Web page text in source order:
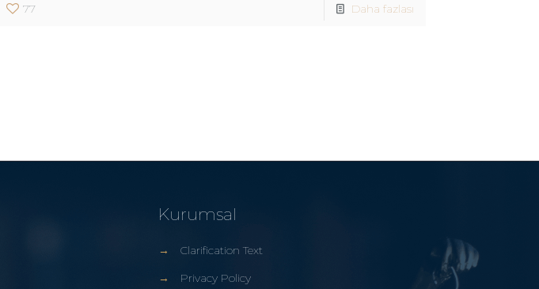
77 Daha fazlası
Kurumsal
→
Clarification Text
→
Privacy Policy